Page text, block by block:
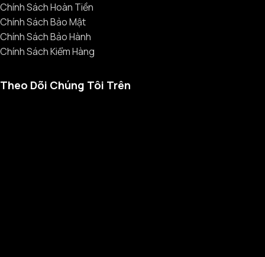
Chính Sách Hoàn Tiền
Chính Sách Bảo Mật
Chính Sách Bảo Hành
Chính Sách Kiểm Hàng
Theo Dõi Chúng Tôi Trên